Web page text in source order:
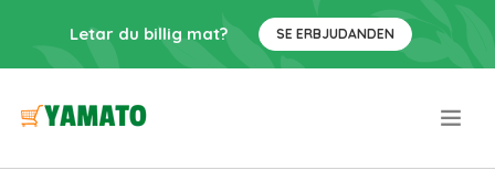
Letar du billig mat? SE ERBJUDANDEN